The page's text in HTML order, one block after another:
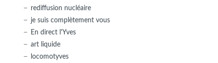
rediffusion nucléaire
je suis complètement vous
En direct l'Yves
art liquide
locomotyves